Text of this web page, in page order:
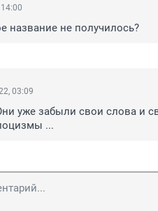
название не получилось?
03:09
уже забыли свои слова и
...